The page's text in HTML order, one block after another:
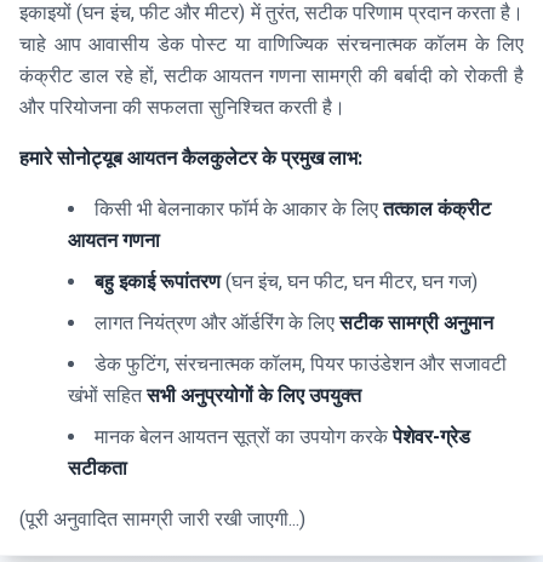
इकाइयों (घन इंच, फीट और मीटर) में तुरंत, सटीक परिणाम प्रदान करता है।
चाहे आप आवासीय डेक पोस्ट या वाणिज्यिक संरचनात्मक कॉलम के लिए
कंक्रीट डाल रहे हों, सटीक आयतन गणना सामग्री की बर्बादी को रोकती है
और परियोजना की सफलता सुनिश्चित करती है।
हमारे सोनोट्यूब आयतन कैलकुलेटर के प्रमुख लाभ:
किसी भी बेलनाकार फॉर्म के आकार के लिएतत्काल कंक्रीट
आयतन गणना
बहु इकाई रूपांतरण(घन इंच, घन फीट, घन मीटर, घन गज)
लागत नियंत्रण और ऑर्डरिंग के लिएसटीक सामग्री अनुमान
डेक फुटिंग, संरचनात्मक कॉलम, पियर फाउंडेशन और सजावटी
खंभों सहितसभी अनुप्रयोगों के लिए उपयुक्त
मानक बेलन आयतन सूत्रों का उपयोग करकेपेशेवर-ग्रेड
सटीकता
(पूरी अनुवादित सामग्री जारी रखी जाएगी...)